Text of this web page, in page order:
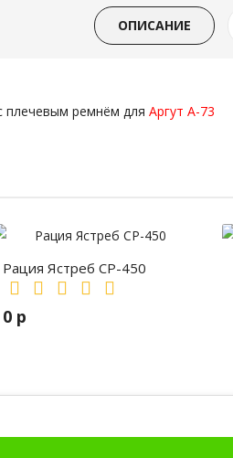
ОПИСАНИЕ
плечевым ремнём для Аргут А-73
Рация Ястреб СР-450
0 р